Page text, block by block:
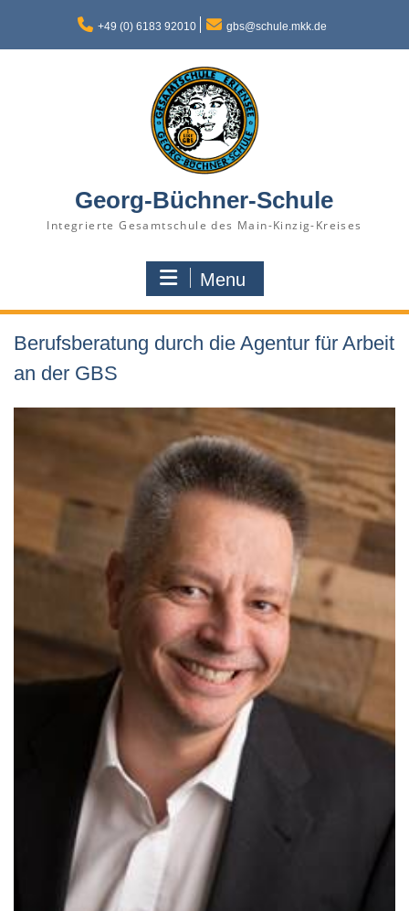
content
+49 (0) 6183 92010 gbs@schule.mkk.de
Georg-Büchner-Schule
Integrierte Gesamtschule des Main-Kinzig-Kreises
Menu
Berufsberatung durch die Agentur für Arbeit
an der GBS